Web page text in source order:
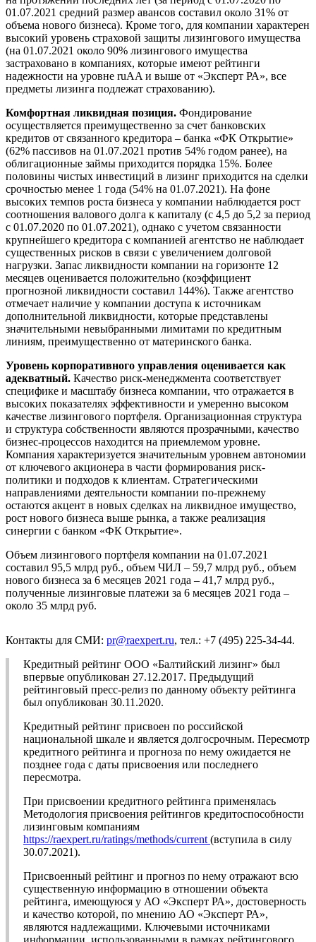
01.07.2021 средний размер авансов составил около 31% от
объема нового бизнеса). Кроме того, для компании характерен
высокий уровень страховой защиты лизингового имущества
(на 01.07.2021 около 90% лизингового имущества
застраховано в компаниях, которые имеют рейтинги
надежности на уровне ruAA и выше от «Эксперт РА», все
предметы лизинга подлежат страхованию).
Комфортная ликвидная позиция. Фондирование
осуществляется преимущественно за счет банковских
кредитов от связанного кредитора – банка «ФК Открытие»
(62% пассивов на 01.07.2021 против 54% годом ранее), на
облигационные займы приходится порядка 15%. Более
половины чистых инвестиций в лизинг приходится на сделки
срочностью менее 1 года (54% на 01.07.2021). На фоне
высоких темпов роста бизнеса у компании наблюдается рост
соотношения валового долга к капиталу (с 4,5 до 5,2 за период
с 01.07.2020 по 01.07.2021), однако с учетом связанности
крупнейшего кредитора с компанией агентство не наблюдает
существенных рисков в связи с увеличением долговой
нагрузки. Запас ликвидности компании на горизонте 12
месяцев оценивается положительно (коэффициент
прогнозной ликвидности составил 144%). Также агентство
отмечает наличие у компании доступа к источникам
дополнительной ликвидности, которые представлены
значительными невыбранными лимитами по кредитным
линиям, преимущественно от материнского банка.
Уровень корпоративного управления оценивается как
адекватный. Качество риск-менеджмента соответствует
специфике и масштабу бизнеса компании, что отражается в
высоких показателях эффективности и умеренно высоком
качестве лизингового портфеля. Организационная структура
и структура собственности являются прозрачными, качество
бизнес-процессов находится на приемлемом уровне.
Компания характеризуется значительным уровнем автономии
от ключевого акционера в части формирования риск-
политики и подходов к клиентам. Стратегическими
направлениями деятельности компании по-прежнему
остаются акцент в новых сделках на ликвидное имущество,
рост нового бизнеса выше рынка, а также реализация
синергии с банком «ФК Открытие».
Объем лизингового портфеля компании на 01.07.2021
составил 95,5 млрд руб., объем ЧИЛ – 59,7 млрд руб., объем
нового бизнеса за 6 месяцев 2021 года – 41,7 млрд руб.,
полученные лизинговые платежи за 6 месяцев 2021 года –
около 35 млрд руб.
Контакты для СМИ: pr@raexpert.ru, тел.: +7 (495) 225-34-44.
Кредитный рейтинг ООО «Балтийский лизинг» был
впервые опубликован 27.12.2017. Предыдущий
рейтинговый пресс-релиз по данному объекту рейтинга
был опубликован 30.11.2020.
Кредитный рейтинг присвоен по российской
национальной шкале и является долгосрочным. Пересмотр
кредитного рейтинга и прогноза по нему ожидается не
позднее года с даты присвоения или последнего
пересмотра.
При присвоении кредитного рейтинга применялась
Методология присвоения рейтингов кредитоспособности
лизинговым компаниям
https://raexpert.ru/ratings/methods/current (вступила в силу
30.07.2021).
Присвоенный рейтинг и прогноз по нему отражают всю
существенную информацию в отношении объекта
рейтинга, имеющуюся у АО «Эксперт РА», достоверность
и качество которой, по мнению АО «Эксперт РА»,
являются надлежащими. Ключевыми источниками